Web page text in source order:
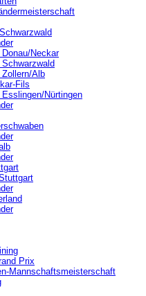
Neckar
Alb
Fils
Nürtingen
Prix
Mannschaftsmeisterschaft